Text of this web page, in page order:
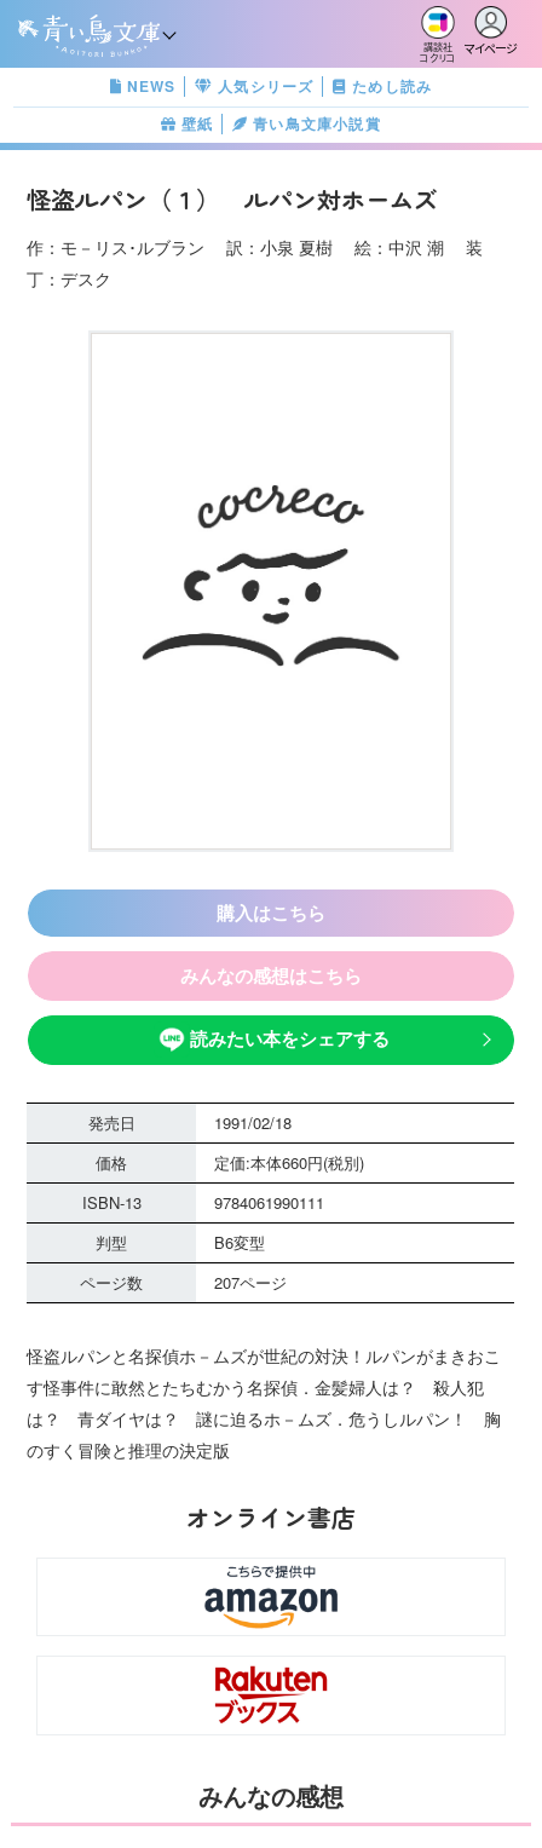
講談社
コクリコ
マイページ
NEWS 人気シリーズ
ためし読み
壁紙
青い鳥文庫小説賞
怪盗ルパン（１） ルパン対ホームズ
作：モ－リス･ルブラン 訳：小泉 夏樹 絵：中沢 潮 装
丁：デスク
購入はこちら
みんなの感想はこちら
読みたい本をシェアする
発売日
1991/02/18
価格
定価:本体660円(税別)
ISBN-13
9784061990111
判型
B6変型
ページ数
207ページ
怪盗ルパンと名探偵ホ－ムズが世紀の対決！ルパンがまきおこ
す怪事件に敢然とたちむかう名探偵．金髪婦人は？ 殺人犯
は？ 青ダイヤは？ 謎に迫るホ－ムズ．危うしルパン！ 胸
のすく冒険と推理の決定版
オンライン書店
みんなの感想